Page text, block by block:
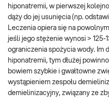
hiponatremii, w pierwszej
dąży do jej usunięcia (np.
Leczenia opiera się na
jeśli jego stężenie wynosi >
ograniczenia spożycia wody. Im
hiponatremii, tym dłużej
bowiem szybkie i gwałtowne
wystąpieniem zespołu
demielinizacyjny, związany ze